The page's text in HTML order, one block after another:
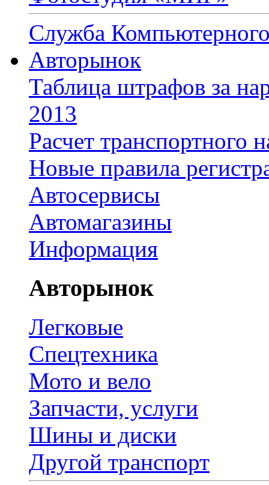
Служба
Авторынок
Таблица штрафов за
2013
Расчет транспортного
Новые правила
Автосервисы
Автомагазины
Информация
Авторынок
Легковые
Спецтехника
Мото и вело
Запчасти, услуги
Шины и диски
Другой транспорт